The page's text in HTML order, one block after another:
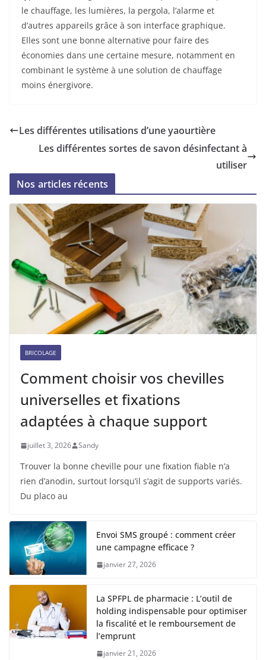
le chauffage, les lumières, la pergola, l’alarme et
d’autres appareils grâce à son interface graphique.
Elles sont une bonne alternative pour faire des
économies dans une certaine mesure, notamment en
combinant le système à une solution de chauffage
moins énergivore.
Les différentes utilisations d’une yaourtière
Les différentes sortes de savon désinfectant à
utiliser
Nos articles récents
BRICOLAGE
Comment choisir vos chevilles
universelles et fixations
adaptées à chaque support
juillet 3, 2026 Sandy
Trouver la bonne cheville pour une fixation fiable n’a
rien d’anodin, surtout lorsqu’il s’agit de supports variés.
Du placo au
Envoi SMS groupé : comment créer
une campagne efficace ?
janvier 27, 2026
La SPFPL de pharmacie : L’outil de
holding indispensable pour optimiser
la fiscalité et le remboursement de
l’emprunt
janvier 21, 2026